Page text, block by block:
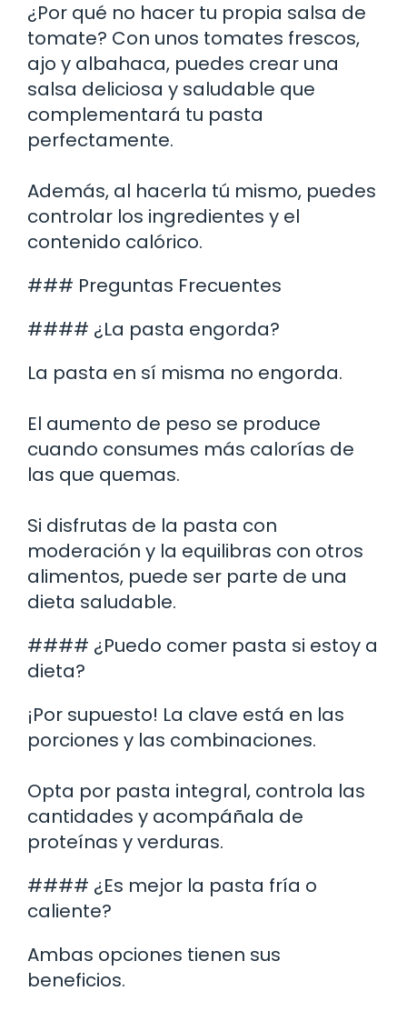
¿Por qué no hacer tu propia salsa de
tomate? Con unos tomates frescos,
ajo y albahaca, puedes crear una
salsa deliciosa y saludable que
complementará tu pasta
perfectamente.
Además, al hacerla tú mismo, puedes
controlar los ingredientes y el
contenido calórico.
### Preguntas Frecuentes
#### ¿La pasta engorda?
La pasta en sí misma no engorda.
El aumento de peso se produce
cuando consumes más calorías de
las que quemas.
Si disfrutas de la pasta con
moderación y la equilibras con otros
alimentos, puede ser parte de una
dieta saludable.
#### ¿Puedo comer pasta si estoy a
dieta?
¡Por supuesto! La clave está en las
porciones y las combinaciones.
Opta por pasta integral, controla las
cantidades y acompáñala de
proteínas y verduras.
#### ¿Es mejor la pasta fría o
caliente?
Ambas opciones tienen sus
beneficios.